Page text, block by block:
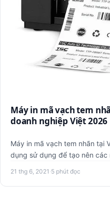
Máy in mã vạch tem
doanh nghiệp Việt 2026
Máy in mã vạch tem nhãn tại
dụng sử dụng để tạo nên các
21 thg 6, 2021 ·5 phút đọc